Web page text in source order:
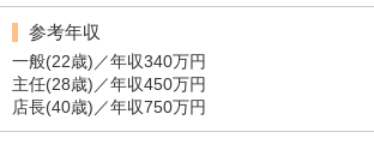
参考年収
一般(22歳)／年収340万円
主任(28歳)／年収450万円
店長(40歳)／年収750万円